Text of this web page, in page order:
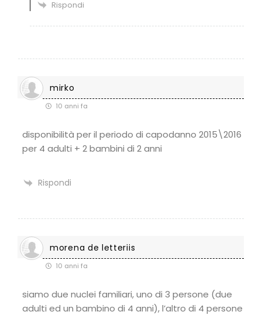
Rispondi
mirko
10 anni fa
disponibilità per il periodo di capodanno 2015\2016
per 4 adulti + 2 bambini di 2 anni
Rispondi
morena de letteriis
10 anni fa
siamo due nuclei familiari, uno di 3 persone (due
adulti ed un bambino di 4 anni), l’altro di 4 persone